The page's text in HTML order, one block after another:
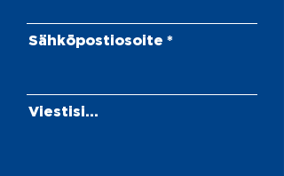
Sähköpostiosoite
Viestisi...